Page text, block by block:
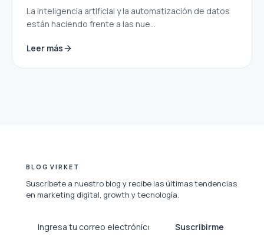
La inteligencia artificial y la automatización de datos
están haciendo frente a las nue...
Leer más
BLOG VIRKET
Suscríbete a nuestro blog y recibe las últimas tendencias
en marketing digital, growth y tecnología.
Suscribirme